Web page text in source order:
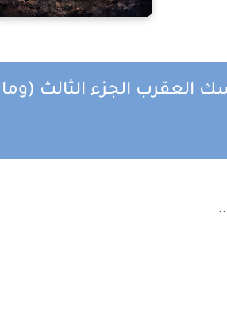
العقرب الجزء الثالث